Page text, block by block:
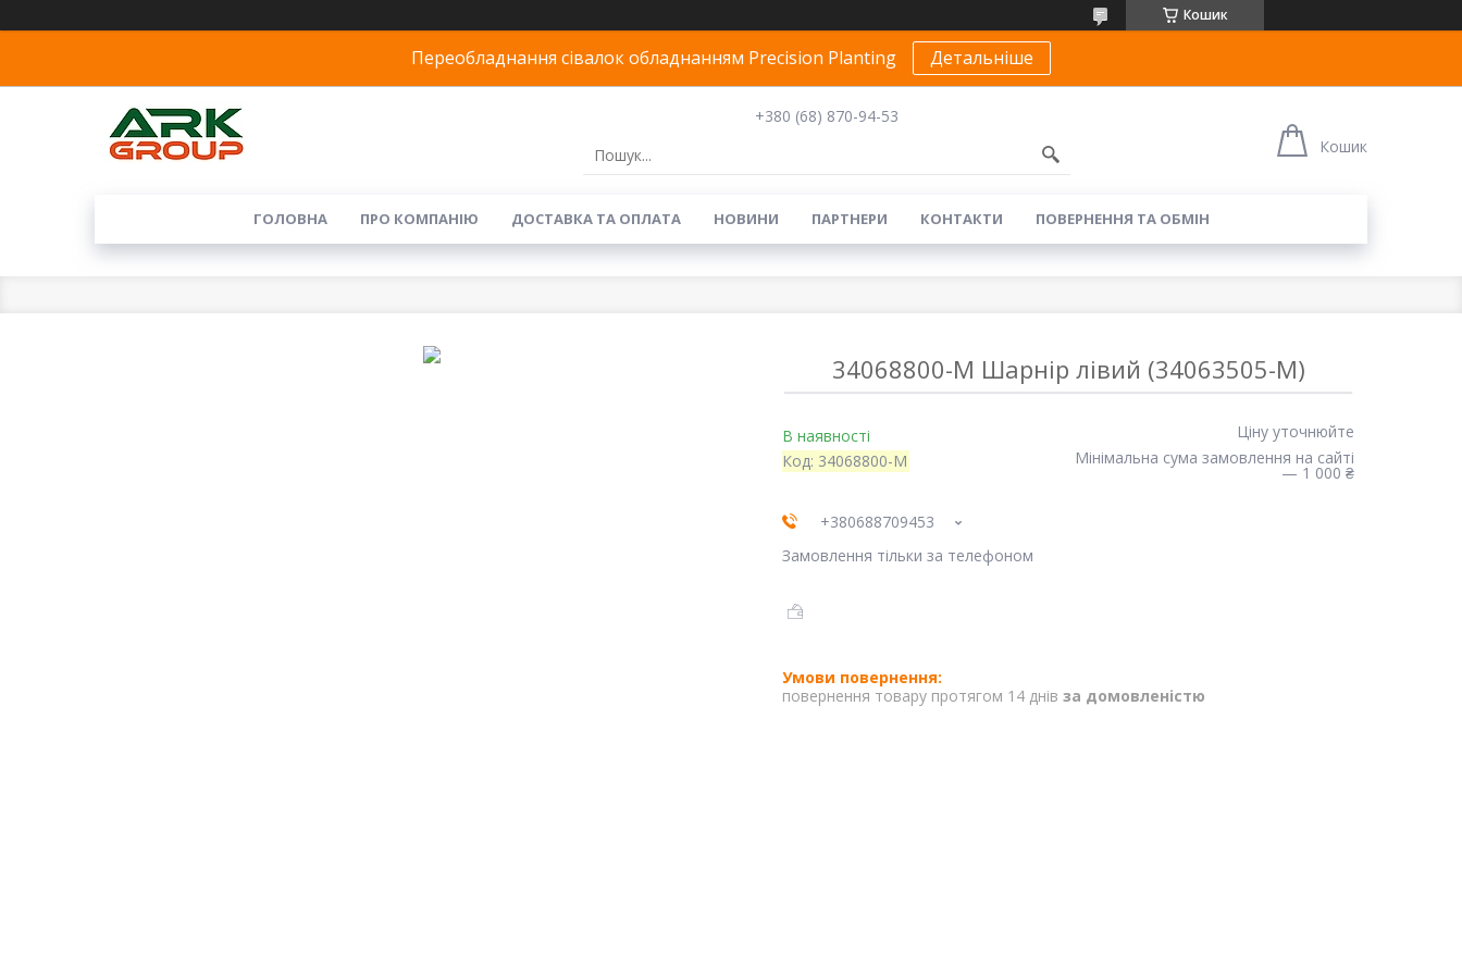
Кошик
Переобладнання сівалок обладнанням Precision Planting Детальніше
+380 (68) 870-94-53
Кошик
ГОЛОВНА ПРО КОМПАНІЮ ДОСТАВКА ТА ОПЛАТА НОВИНИ ПАРТНЕРИ КОНТАКТИ ПОВЕРНЕННЯ ТА ОБМІН
34068800-M Шарнір лівий (34063505-M)
В наявності
Код: 34068800-M
Ціну уточнюйте
Мінімальна сума замовлення на сайті
— 1 000 ₴
+380688709453
Замовлення тільки за телефоном
повернення товару протягом 14 днів за домовленістю